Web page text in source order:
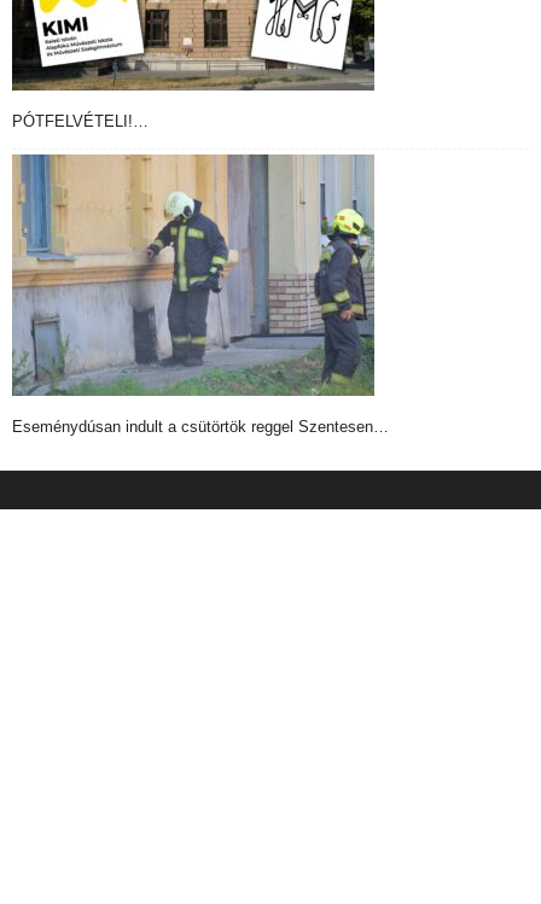
PÓTFELVÉTELI!…
Eseménydúsan indult a csütörtök reggel Szentesen…